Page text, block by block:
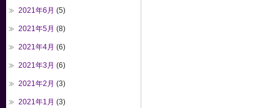
2021年6月 (5)
2021年5月 (8)
2021年4月 (6)
2021年3月 (6)
2021年2月 (3)
2021年1月 (3)